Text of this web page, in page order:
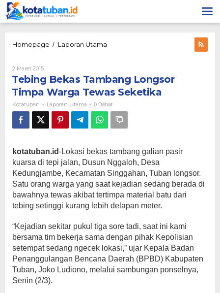
Lewati
ke
konten
Homepage / Laporan Utama
Timpa
Warga
Tewas
Seketika
2 Maret 2015Oleh
Kotatuban
Tebing Bekas Tambang Longsor
Timpa Warga Tewas Seketika
Kotatuban - Laporan Utama - 0 Dilihat
kotatuban.id-Lokasi bekas tambang galian pasir
kuarsa di tepi jalan, Dusun Nggaloh, Desa
Kedungjambe, Kecamatan Singgahan, Tuban longsor.
Satu orang warga yang saat kejadian sedang berada di
bawahnya tewas akibat tertimpa material batu dari
tebing setinggi kurang lebih delapan meter.
“Kejadian sekitar pukul tiga sore tadi, saat ini kami
bersama tim bekerja sama dengan pihak Kepolisian
setempat sedang ngecek lokasi,” ujar Kepala Badan
Penanggulangan Bencana Daerah (BPBD) Kabupaten
Tuban, Joko Ludiono, melalui sambungan ponselnya,
Senin (2/3).